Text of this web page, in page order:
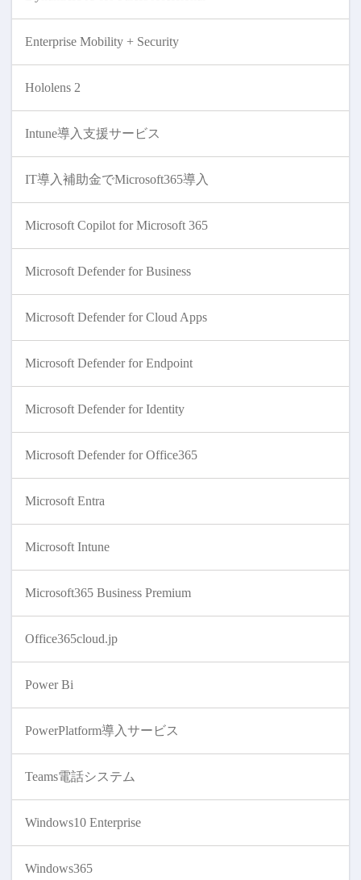
Enterprise Mobility + Security
Hololens 2
Intune導入支援サービス
IT導入補助金でMicrosoft365導入
Microsoft Copilot for Microsoft 365
Microsoft Defender for Business
Microsoft Defender for Cloud Apps
Microsoft Defender for Endpoint
Microsoft Defender for Identity
Microsoft Defender for Office365
Microsoft Entra
Microsoft Intune
Microsoft365 Business Premium
Office365cloud.jp
Power Bi
PowerPlatform導入サービス
Teams電話システム
Windows10 Enterprise
Windows365